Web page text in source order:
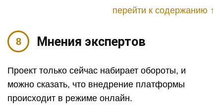
перейти к содержанию ↑
Мнения экспертов
Проект только сейчас набирает обороты, и
можно сказать, что внедрение платформы
происходит в режиме онлайн.